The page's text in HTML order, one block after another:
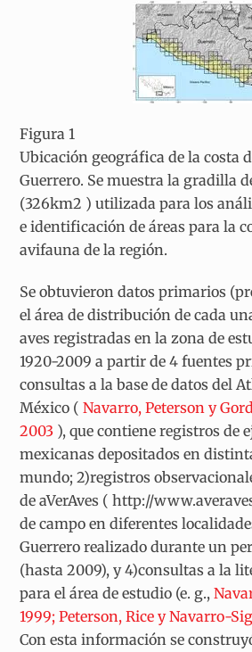
Figura 1
Ubicación geográfica de la costa
Guerrero. Se muestra la gradilla de
(326km2 ) utilizada para los
e identificación de áreas para la
avifauna de la región.
Se obtuvieron datos primarios
el área de distribución de cada
aves registradas en la zona de
1920-2009 a partir de 4 fuentes
consultas a la base de datos del
México (Navarro, Peterson y
2003 ), que contiene registros de
mexicanas depositados en
mundo;2)registros
de aVerAves (http://
de campo en diferentes
Guerrero realizado durante un
(hasta 2009), y4)consultas a la
para el área de estudio (e. g.,
1999; Peterson, Rice y Navarro-
Con esta información se